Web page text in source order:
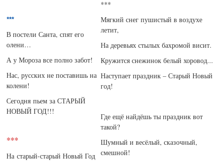
***
В постели Санта, спят его
олени…
А у Мороза все полно забот!
Нас, русских не поставишь на
колени!
Сегодня пьем за СТАРЫЙ
НОВЫЙ ГОД!!!
***
На старый-старый Новый Год
***
Мягкий снег пушистый в воздухе
летит,
На деревьях стылых бахромой висит.
Кружится снежинок белый хоровод...
Наступает праздник – Старый Новый
год!
Где ещё найдёшь ты праздник вот
такой?
Шумный и весёлый, сказочный,
смешной!